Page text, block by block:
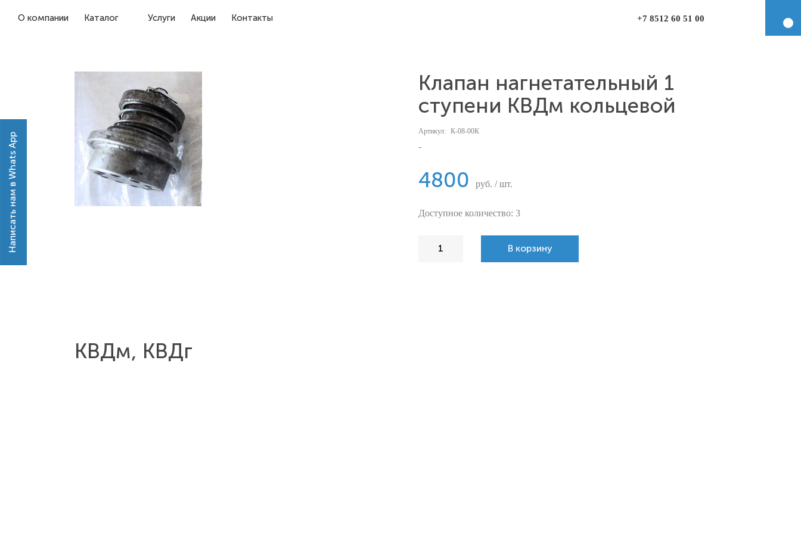
О компании Каталог Услуги Акции Контакты +7 8512 60 51 00
Клапан нагнетательный 1
ступени КВДм кольцевой
Артикул: К-08-00К
-
4800 руб. / шт.
Доступное количество: 3
В корзину
КВДм, КВДг
Написать нам в Whats App